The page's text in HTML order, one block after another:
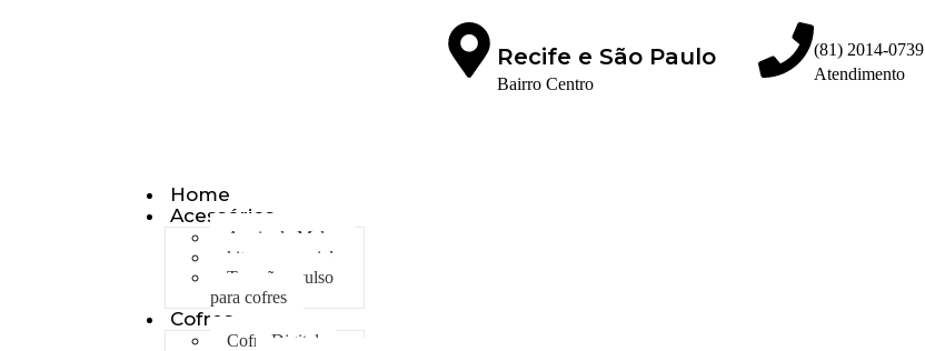
Recife e São Paulo
Bairro Centro
(81) 2014-0739
Atendimento
Home
Acessórios
Apoio de Malas
kit emergencial
Trancão avulso
para cofres
Cofres
Cofre Digital